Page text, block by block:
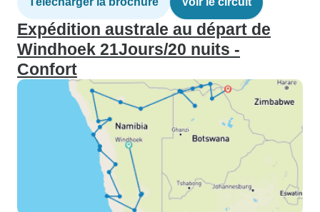
Expédition australe au départ de
Windhoek 21Jours/20 nuits -
Confort